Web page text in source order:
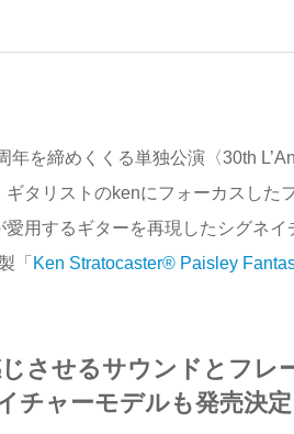
年を締めくくる単独公演〈30th
タリストのkenにフォーカスした
用するギターを再現したシグネイ
「 Ken Stratocaster® Paisley
させるサウンドとフレ
チャーモデルも発売決定